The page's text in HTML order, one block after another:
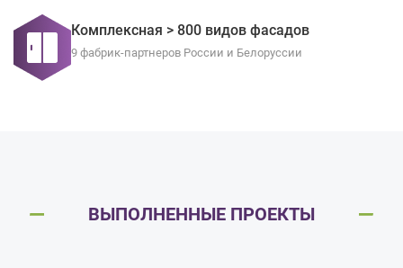
Комплексная > 800 видов фасадов
9 фабрик-партнеров России и Белоруссии
ВЫПОЛНЕННЫЕ ПРОЕКТЫ